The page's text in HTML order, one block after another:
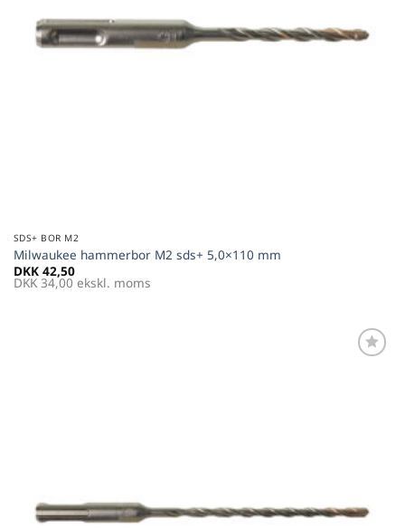
SDS+ BOR M2
Milwaukee hammerbor M2 sds+ 5,0×110 mm
DKK 42,50
DKK 34,00 ekskl. moms